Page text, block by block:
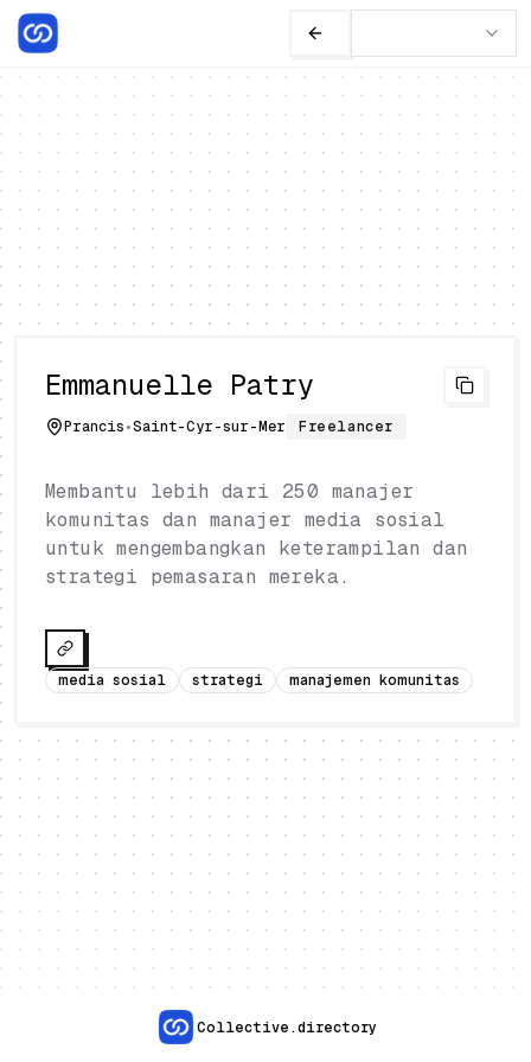
Emmanuelle Patry
Prancis •Saint-Cyr-sur-Mer Freelancer
Membantu lebih dari 250 manajer
komunitas dan manajer media sosial
untuk mengembangkan keterampilan dan
strategi pemasaran mereka.
media sosial strategi manajemen komunitas
Collective.directory